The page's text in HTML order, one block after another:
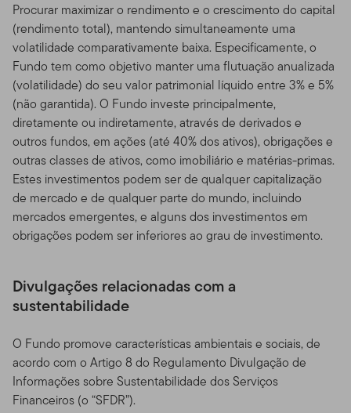
Procurar maximizar o rendimento e o crescimento do capital
(rendimento total), mantendo simultaneamente uma
volatilidade comparativamente baixa. Especificamente, o
Fundo tem como objetivo manter uma flutuação anualizada
(volatilidade) do seu valor patrimonial líquido entre 3% e 5%
(não garantida). O Fundo investe principalmente,
diretamente ou indiretamente, através de derivados e
outros fundos, em ações (até 40% dos ativos), obrigações e
outras classes de ativos, como imobiliário e matérias-primas.
Estes investimentos podem ser de qualquer capitalização
de mercado e de qualquer parte do mundo, incluindo
mercados emergentes, e alguns dos investimentos em
obrigações podem ser inferiores ao grau de investimento.
Divulgações relacionadas com a
sustentabilidade
O Fundo promove características ambientais e sociais, de
acordo com o Artigo 8 do Regulamento Divulgação de
Informações sobre Sustentabilidade dos Serviços
Financeiros (o “SFDR”).